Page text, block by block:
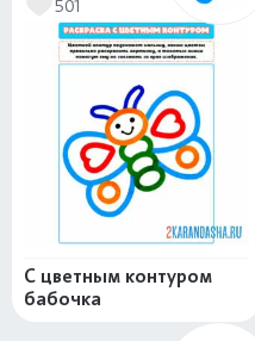
501
С цветным контуром
бабочка